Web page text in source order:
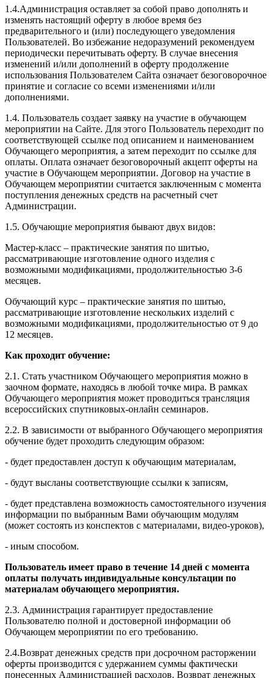
1.4.Администрация оставляет за собой право дополнять и
изменять настоящий оферту в любое время без
предварительного и (или) последующего уведомления
Пользователей. Во избежание недоразумений рекомендуем
периодически перечитывать оферту. В случае внесения
изменений и/или дополнений в оферту продолжение
использования Пользователем Сайта означает безоговорочное
принятие и согласие со всеми изменениями и/или
дополнениями.
1.4. Пользователь создает заявку на участие в обучающем
мероприятии на Сайте. Для этого Пользователь переходит по
соответствующей ссылке под описанием и наименованием
Обучающего мероприятия, а затем переходит по ссылке для
оплаты. Оплата означает безоговорочный акцепт оферты на
участие в Обучающем мероприятии. Договор на участие в
Обучающем мероприятии считается заключенным с момента
поступления денежных средств на расчетный счет
Администрации.
1.5. Обучающие мероприятия бывают двух видов:
Мастер-класс – практические занятия по шитью,
рассматривающие изготовление одного изделия с
возможными модификациями, продолжительностью 3-6
месяцев.
Обучающий курс – практические занятия по шитью,
рассматривающие изготовление нескольких изделий с
возможными модификациями, продолжительностью от 9 до
12 месяцев.
Как проходит обучение:
2.1. Стать участником Обучающего мероприятия можно в
заочном формате, находясь в любой точке мира. В рамках
Обучающего мероприятия может проводиться трансляция
всероссийских спутниковых-онлайн семинаров.
2.2. В зависимости от выбранного Обучающего мероприятия
обучение будет проходить следующим образом:
- будет предоставлен доступ к обучающим материалам,
- будут высланы соответствующие ссылки к записям,
- будет представлена возможность самостоятельного изучения
информации по выбранным Вами обучающим модулям
(может состоять из конспектов с материалами, видео-уроков),
- иным способом.
Пользователь имеет право в течение 14 дней с момента
оплаты получать индивидуальные консультации по
материалам обучающего мероприятия.
2.3. Администрация гарантирует предоставление
Пользователю полной и достоверной информации об
Обучающем мероприятии по его требованию.
2.4.Возврат денежных средств при досрочном расторжении
оферты производится с удержанием суммы фактически
понесенных Администрацией расходов. Возврат денежных